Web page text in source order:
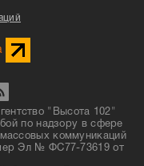
"Высота 102"
по надзору в сфере
коммуникаций
Эл № ФС77-73619 от